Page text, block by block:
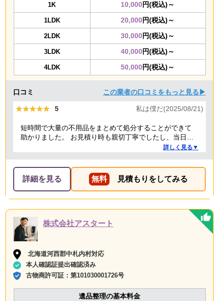
1K 10,000円(税込)～
1LDK 20,000円(税込)～
2LDK 30,000円(税込)～
3LDK 40,000円(税込)～
4LDK 50,000円(税込)～
口コミ この業者の口コミをもっと見る▶
★★★★★
★★★★★ 5 私は僕だ(2025/08/21)
短時間で大量の不用品をまとめて処分することができて
助かりました。 お見積り時も親切丁寧でしたし、当日作
業を担当してくれた方たちも礼儀正しく気持ちよく対応
詳しく見る▼
詳細を見る 無料 見積もりをしてみる
株式会社アスタート
北海道河西郡中札内村対応
本人確認証提出確認済み
古物商許可証：第101030001726号
遺品整理の基本料金